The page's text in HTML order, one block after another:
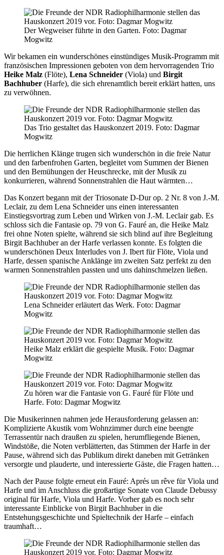
Der Wegweiser führte in den Garten. Foto: Dagmar
Mogwitz
Wir bekamen ein wunderschönes einstündiges Musik-Programm mit
französischen Impressionen geboten von dem hervorragenden Trio
Heike Malz (Flöte), Lena Schneider (Viola) und Birgit
Bachhuber (Harfe), die sich ehrenamtlich bereit erklärt hatten, uns
zu verwöhnen.
Das Trio gestaltet das Hauskonzert 2019. Foto: Dagmar
Mogwitz
Die herrlichen Klänge trugen sich wunderschön in die freie Natur
und den farbenfrohen Garten, begleitet vom Summen der Bienen
und den Bemühungen der Heuschrecke, mit der Musik zu
konkurrieren, während Sonnenstrahlen die Haut wärmten…
Das Konzert begann mit der Triosonate D-Dur op. 2 Nr. 8 von J.-M.
Leclair, zu dem Lena Schneider uns einen interessanten
Einstiegsvortrag zum Leben und Wirken von J.-M. Leclair gab. Es
schloss sich die Fantasie op. 79 von G. Fauré an, die Heike Malz
frei ohne Noten spielte, während sie sich blind auf ihre Begleitung
Birgit Bachhuber an der Harfe verlassen konnte. Es folgten die
wunderschönen Deux Interludes von J. Ibert für Flöte, Viola und
Harfe, dessen spanische Anklänge im zweiten Satz perfekt zu den
warmen Sonnenstrahlen passten und uns dahinschmelzen ließen.
Lena Schneider erläutert das Werk. Foto: Dagmar
Mogwitz
Heike Malz erklärt die gespielte Musik. Foto: Dagmar
Mogwitz
Zu hören war die Fantasie von G. Fauré für Flöte und
Harfe. Foto: Dagmar Mogwitz
Die Musikerinnen nahmen jede Herausforderung gelassen an:
Komplizierte Akustik vom Wohnzimmer durch eine beengte
Terrassentür nach draußen zu spielen, herumfliegende Bienen,
Windstöße, die Noten verblätterten, das Stimmen der Harfe in der
Pause, während sich das Publikum direkt daneben mit Getränken
versorgte und plauderte, und interessierte Gäste, die Fragen hatten…
Nach der Pause folgte erneut ein Fauré: Aprés un rêve für Viola und
Harfe und im Anschluss die großartige Sonate von Claude Debussy
original für Harfe, Viola und Harfe. Vorher gab es noch sehr
interessante Einblicke von Birgit Bachhuber in die
Entstehungsgeschichte und Spieltechnik der Harfe – einfach
traumhaft…